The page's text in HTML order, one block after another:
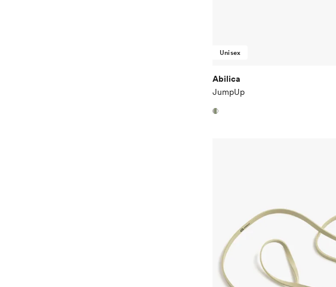
Unisex
Abilica
JumpUp